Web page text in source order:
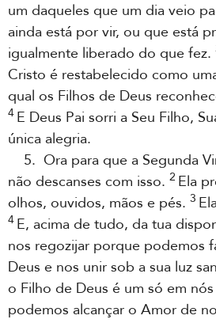
um daqueles que um dia veio
ainda está por vir, ou que está
igualmente liberado do que fez.
Cristo é restabelecido como
qual os Filhos de Deus
4 E Deus Pai sorri a Seu Filho,
única alegria.
5. Ora para que a Segunda
não descanses com isso. 2 Ela
olhos, ouvidos, mãos e pés. 3
4 E, acima de tudo, da tua
nos regozijar porque podemos
Deus e nos unir sob a sua luz
o Filho de Deus é um só em
podemos alcançar o Amor de